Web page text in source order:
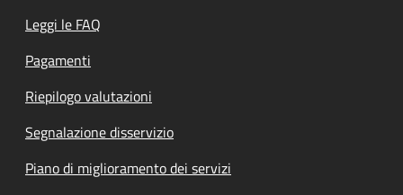
Leggi le FAQ
Pagamenti
Riepilogo valutazioni
Segnalazione disservizio
Piano di miglioramento dei servizi